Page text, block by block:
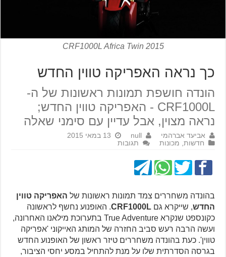
2015 CRF1000L Africa Twin
כך נראה האפריקה טווין החדש
הונדה חושפת תמונות ראשונות של ה-
CRF1000L - האפריקה טווין החדש;
נראה מצוין, אבל עדיין עם סימני שאלה
אביעד אברהמי null
13 במאי 2015
חדשות מכונות תגובות
בהונדה משחררים צמד תמונות ראשונות של האפריקה טווין
החדש, שייקרא גםCRF1000L. האופנוע נחשף לראשונה
כקונספט שנקרא True Adventure בתערוכת מילאנו האחרונה,
ועשה הרבה רעש סביב החזרה של המותג האייקוני 'אפריקה
טווין'. כעת בהונדה משחררים טיזר ראשון של האופנוע החדש
בגרסה הסדרתית שלו על מנת להתחיל במסע יחסי הציבור,